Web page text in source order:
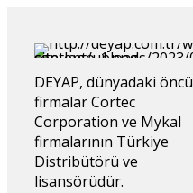
DEYAP, dünyadaki öncü
firmalar Cortec
Corporation ve Mykal
firmalarının Türkiye
Distribütörü ve
lisansörüdür.